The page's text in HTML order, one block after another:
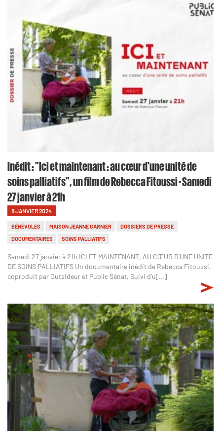
Inédit : "Ici et maintenant : au cœur d'une unité de
soins palliatifs", un film de Rebecca Fitoussi - Samedi
27 janvier à 21h
8 JANVIER 2024
BÉNÉVOLES MAISON JEANNE GARNIER
DOSSIERS DE PRESSE
DOCUMENTAIRES
SOINS PALLIATIFS
Samedi 27 janvier à 21h ICI ET MAINTENANT, AU CŒUR D'UNE UNITE
DE SOINS PALLIATIFS Un documentaire inédit de Rebecca Fitoussi,
coproduit par Outsideur et Public Sénat, Suivi d'u[...]